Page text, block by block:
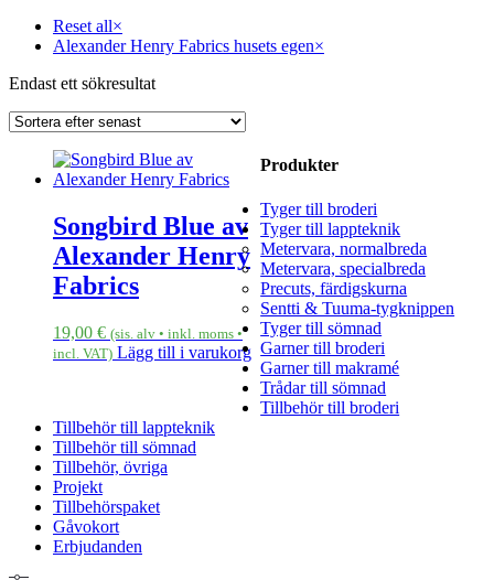
Reset all×
Alexander Henry Fabrics husets egen×
Endast ett sökresultat
Songbird Blue av
Alexander Henry
Fabrics
19,00 € (sis. alv • inkl. moms •
incl. VAT) Lägg till i varukorg
Produkter
Tyger till broderi
Tyger till lappteknik
Metervara, normalbreda
Metervara, specialbreda
Precuts, färdigskurna
Sentti & Tuuma-tygknippen
Tyger till sömnad
Garner till broderi
Garner till makramé
Trådar till sömnad
Tillbehör till broderi
Tillbehör till lappteknik
Tillbehör till sömnad
Tillbehör, övriga
Projekt
Tillbehörspaket
Gåvokort
Erbjudanden